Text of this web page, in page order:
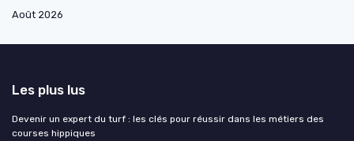
Août 2026
Les plus lus
Devenir un expert du turf : les clés pour réussir dans les métiers des
courses hippiques